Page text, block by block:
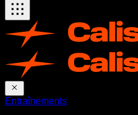
Entraînements